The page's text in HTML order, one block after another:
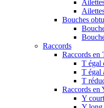
Bouches
Raccords
Raccords en
T égal
T égal
T
Raccords en
Y court